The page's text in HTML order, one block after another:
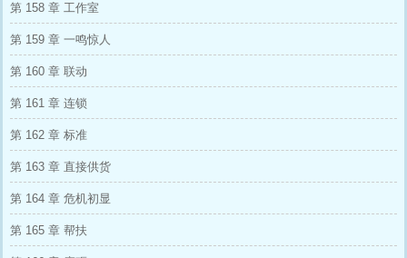
第 158 章 工作室
第 159 章 一鸣惊人
第 160 章 联动
第 161 章 连锁
第 162 章 标准
第 163 章 直接供货
第 164 章 危机初显
第 165 章 帮扶